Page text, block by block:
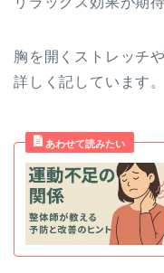
胸を開くストレッチ
詳しく記しています。